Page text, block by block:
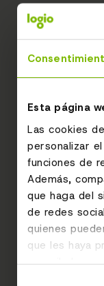
Esta página
Las cookies
personalizar
funciones de
Además,
que haga del
de redes
quienes
que les haya
recopilado a